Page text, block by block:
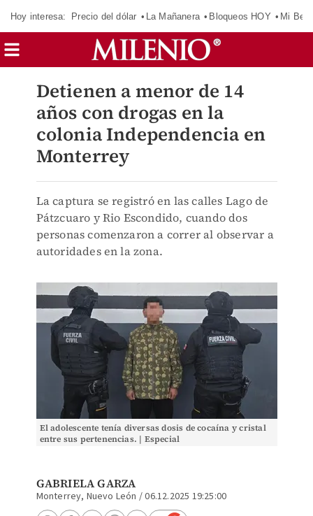
Hoy interesa: Precio del dólar La Mañanera Bloqueos HOY Mi
Detienen a menor de 14
años con drogas en la
colonia Independencia en
Monterrey
La captura se registró en las calles Lago de
Pátzcuaro y Rio Escondido, cuando dos
personas comenzaron a correr al observar a
autoridades en la zona.
El adolescente tenía diversas dosis de cocaína y cristal
entre sus pertenencias. | Especial
GABRIELA GARZA
Monterrey, Nuevo León /06.12.2025 19:25:00